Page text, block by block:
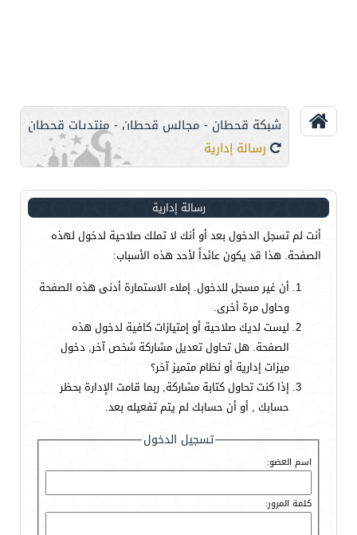
شبكة قحطان - مجالس قحطان - منتديات قحطان
رسالة إدارية
رسالة إدارية
أنت لم تسجل الدخول بعد أو أنك لا تملك صلاحية لدخول لهذه
الصفحة. هذا قد يكون عائداً لأحد هذه الأسباب:
أن غير مسجل للدخول. إملاء الاستمارة أدنى هذه الصفحة
وحاول مرة أخرى.
ليست لديك صلاحية أو إمتيازات كافية لدخول هذه
الصفحة. هل تحاول تعديل مشاركة شخص آخر, دخول
ميزات إدارية أو نظام متميز آخر؟
إذا كنت تحاول كتابة مشاركة, ربما قامت الإدارة بحظر
حسابك , أو أن حسابك لم يتم تفعيله بعد.
تسجيل الدخول
اسم العضو:
كلمة المرور: